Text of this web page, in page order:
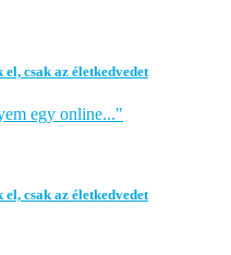
csak az életkedvedet
egy online..."
csak az életkedvedet